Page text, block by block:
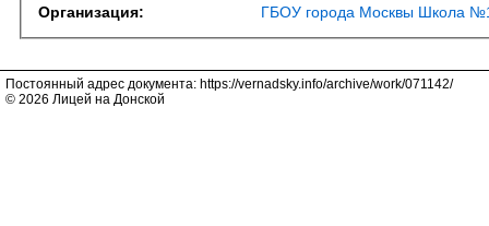
Организация:
ГБОУ города Москвы Школа
Постоянный адрес документа: https://vernadsky.info/archive/work/071142/
© 2026 Лицей на Донской